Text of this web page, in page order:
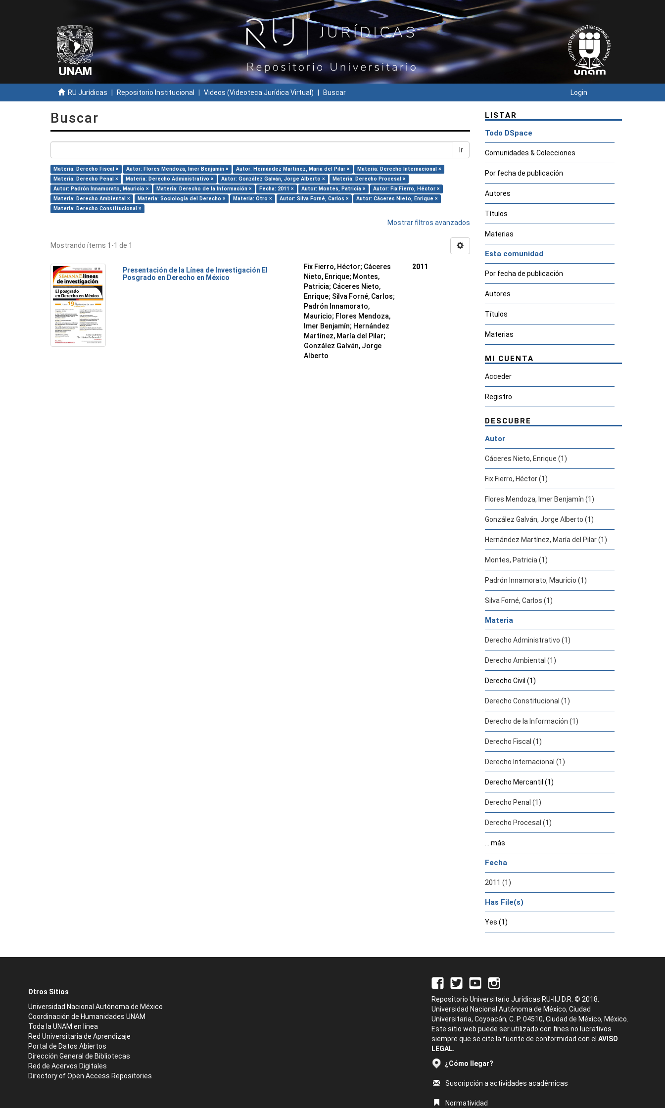
RU Jurídicas Repositorio Institucional Videos (Videoteca Jurídica Virtual) Buscar Login
Buscar
Ir
Materia: Derecho Fiscal × Autor: Flores Mendoza, Imer Benjamín × Autor: Hernández Martínez, María del Pilar ×
Materia: Derecho Internacional ×
Materia: Derecho Penal ×
Materia: Derecho Administrativo × Autor: González Galván, Jorge Alberto ×
Materia: Derecho Procesal ×
Autor: Padrón Innamorato, Mauricio ×
Materia: Derecho de la Información × Fecha: 2011 × Autor: Montes, Patricia ×
Autor: Fix Fierro, Héctor ×
Materia: Derecho Ambiental ×
Materia: Sociología del Derecho × Materia: Otro × Autor: Silva Forné, Carlos ×
Autor: Cáceres Nieto, Enrique ×
Materia: Derecho Constitucional ×
Mostrar filtros avanzados
Mostrando ítems 1-1 de 1
Presentación de la Línea de Investigación El
Posgrado en Derecho en México
Fix Fierro, Héctor; Cáceres
Nieto, Enrique; Montes,
Patricia; Cáceres Nieto,
Enrique; Silva Forné, Carlos;
Padrón Innamorato,
Mauricio; Flores Mendoza,
Imer Benjamín; Hernández
Martínez, María del Pilar;
González Galván, Jorge
Alberto
2011
LISTAR
Todo DSpace
Comunidades & Colecciones
Por fecha de publicación
Autores
Títulos
Materias
Esta comunidad
Por fecha de publicación
Autores
Títulos
Materias
MI CUENTA
Acceder
Registro
DESCUBRE
Autor
Cáceres Nieto, Enrique (1)
Fix Fierro, Héctor (1)
Flores Mendoza, Imer Benjamín (1)
González Galván, Jorge Alberto (1)
Hernández Martínez, María del Pilar (1)
Montes, Patricia (1)
Padrón Innamorato, Mauricio (1)
Silva Forné, Carlos (1)
Materia
Derecho Administrativo (1)
Derecho Ambiental (1)
Derecho Civil (1)
Derecho Constitucional (1)
Derecho de la Información (1)
Derecho Fiscal (1)
Derecho Internacional (1)
Derecho Mercantil (1)
Derecho Penal (1)
Derecho Procesal (1)
... más
Fecha
2011 (1)
Has File(s)
Yes (1)
Otros Sitios
Universidad Nacional Autónoma de México
Coordinación de Humanidades UNAM
Toda la UNAM en línea
Red Universitaria de Aprendizaje
Portal de Datos Abiertos
Dirección General de Bibliotecas
Red de Acervos Digitales
Directory of Open Access Repositories
Repositorio Universitario Jurídicas RU-IIJ D.R. © 2018.
Universidad Nacional Autónoma de México, Ciudad
Universitaria, Coyoacán, C. P. 04510, Ciudad de México, México.
Este sitio web puede ser utilizado con fines no lucrativos
siempre que se cite la fuente de conformidad con el AVISO
LEGAL.
¿Cómo llegar?
Suscripción a actividades académicas
Normatividad